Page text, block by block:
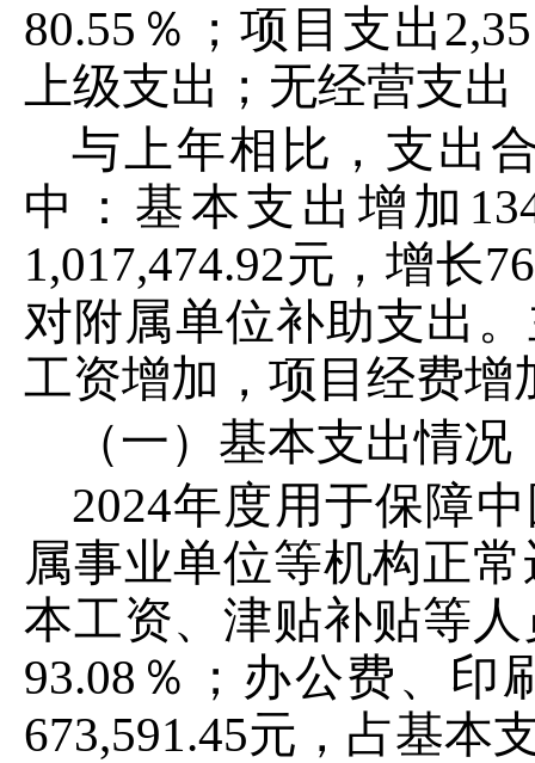
80.55 ％；项目支出2,
上级支出； 无经营支出
与上年相比，支出
中： 基本支出 增加
1,017,474.92元，增长76
对附属单位补助支出。
工资增加 ，项目经费增
（一）基本支出情况
2024年度用于保障
属事业单位等机构正
本工资、津贴补贴等
93.08 ％；办公费、印
673,591.45元， 占基本